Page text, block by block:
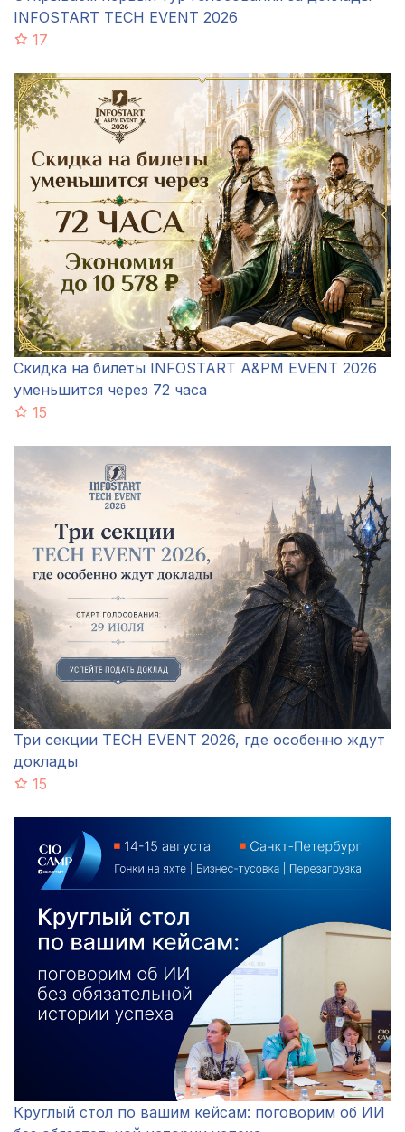
INFOSTART TECH EVENT 2026
17
Скидка на билеты INFOSTART A&PM EVENT 2026
уменьшится через 72 часа
15
Три секции TECH EVENT 2026, где особенно ждут
доклады
15
Круглый стол по вашим кейсам: поговорим об ИИ